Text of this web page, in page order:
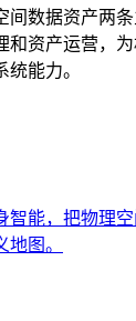
间数据资产两
和资产运营，
能力。
能，把物理空
图。